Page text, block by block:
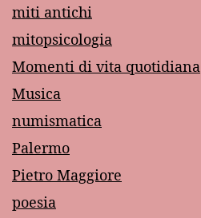
miti antichi
mitopsicologia
Momenti di vita quotidiana
Musica
numismatica
Palermo
Pietro Maggiore
poesia